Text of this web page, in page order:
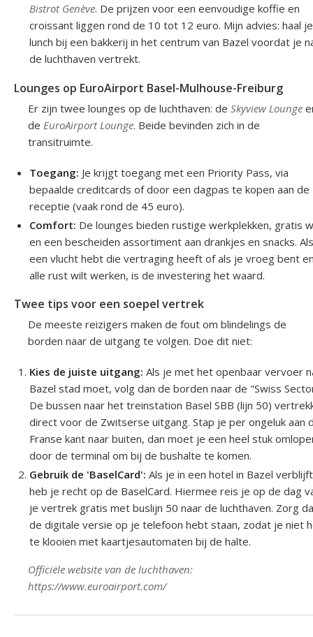
Bistrot Genève. De prijzen voor een eenvoudige koffie en
croissant liggen rond de 10 tot 12 euro. Mijn advies: haal je
lunch bij een bakkerij in het centrum van Bazel voordat je
de luchthaven vertrekt.
Lounges op EuroAirport Basel-Mulhouse-Freiburg
Er zijn twee lounges op de luchthaven: de Skyview Lounge
de EuroAirport Lounge. Beide bevinden zich in de
transitruimte.
Toegang: Je krijgt toegang met een Priority Pass, via
bepaalde creditcards of door een dagpas te kopen aan de
receptie (vaak rond de 45 euro).
Comfort: De lounges bieden rustige werkplekken, gratis
en een bescheiden assortiment aan drankjes en snacks.
een vlucht hebt die vertraging heeft of als je vroeg bent
alle rust wilt werken, is de investering het waard.
Twee tips voor een soepel vertrek
De meeste reizigers maken de fout om blindelings de
borden naar de uitgang te volgen. Doe dit niet:
Kies de juiste uitgang: Als je met het openbaar vervoer
Bazel stad moet, volg dan de borden naar de "Swiss
De bussen naar het treinstation Basel SBB (lijn 50)
direct voor de Zwitserse uitgang. Stap je per ongeluk aan
Franse kant naar buiten, dan moet je een heel stuk
door de terminal om bij de bushalte te komen.
Gebruik de 'BaselCard': Als je in een hotel in Bazel
heb je recht op de BaselCard. Hiermee reis je op de dag
je vertrek gratis met buslijn 50 naar de luchthaven. Zorg
de digitale versie op je telefoon hebt staan, zodat je niet
te klooien met kaartjesautomaten bij de halte.
Officiële website van de luchthaven:
https://www.euroairport.com/